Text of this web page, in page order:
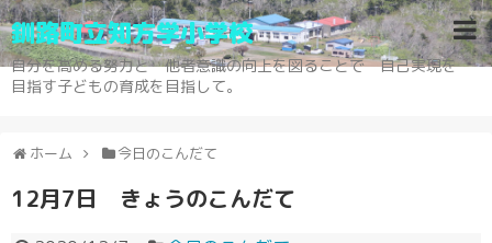
釧路町立知方学小学校
自分を高める努力と 他者意識の向上を図ることで 自己実現を
目指す子どもの育成を目指して。
ホーム 今日のこんだて
12月7日 きょうのこんだて